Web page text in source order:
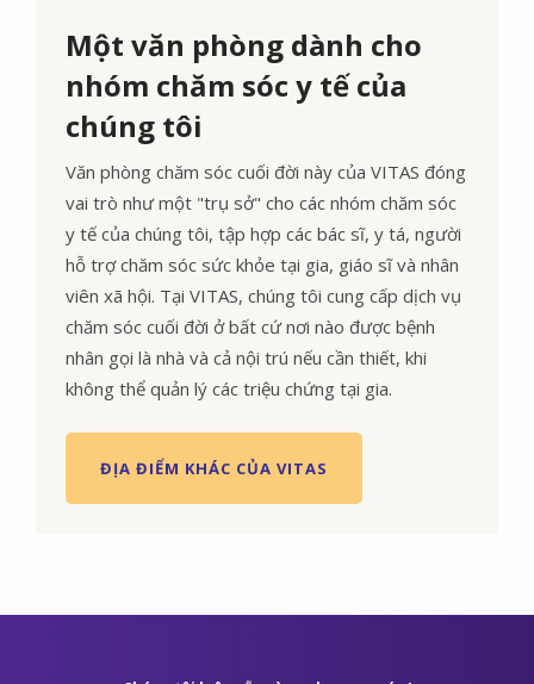
Một văn phòng dành cho
nhóm chăm sóc y tế của
chúng tôi
Văn phòng chăm sóc cuối đời này của VITAS đóng
vai trò như một "trụ sở" cho các nhóm chăm sóc
y tế của chúng tôi, tập hợp các bác sĩ, y tá, người
hỗ trợ chăm sóc sức khỏe tại gia, giáo sĩ và nhân
viên xã hội. Tại VITAS, chúng tôi cung cấp dịch vụ
chăm sóc cuối đời ở bất cứ nơi nào được bệnh
nhân gọi là nhà và cả nội trú nếu cần thiết, khi
không thể quản lý các triệu chứng tại gia.
ĐỊA ĐIỂM KHÁC CỦA VITAS